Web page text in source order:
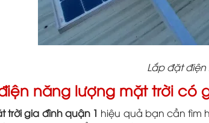
Lắp đặt
năng lượng mặt trời có
trời gia đình quận 1 hiệu quả bạn cần tìm